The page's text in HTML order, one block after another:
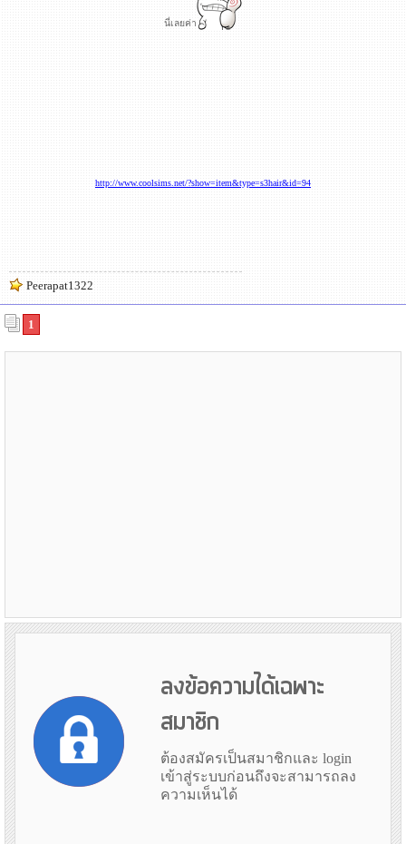
นี่เลยค่า
http://www.coolsims.net/?show=item&type=s3hair&id=94
Peerapat1322
1
ลงข้อความได้เฉพาะ
สมาชิก
ต้องสมัครเป็นสมาชิกและ login
เข้าสู่ระบบก่อนถึงจะสามารถลง
ความเห็นได้